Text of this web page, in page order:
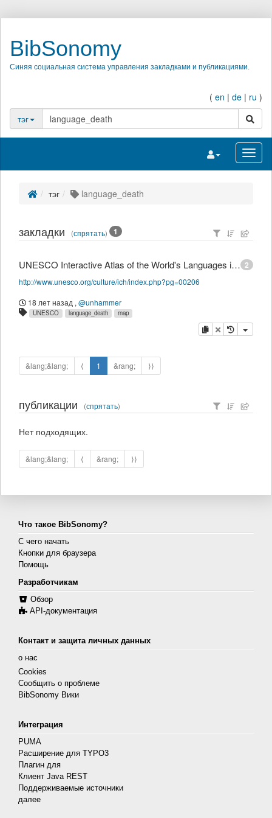
BibSonomy
Синяя социальная система управления закладками и публикациями.
( en | de | ru )
тэг
поиск
Переключить
тэг language_death
закладки (спрятать) 1
2
UNESCO Interactive Atlas of the World's Languages in Danger
http://www.unesco.org/culture/ich/index.php?pg=00206
18 лет назад , @unhammer
UNESCO language_death map
копировать
удалить
&lang;&lang; ⟨ 1 &rang; ⟩⟩
публикации (спрятать)
Нет подходящих.
&lang;&lang; ⟨ &rang; ⟩⟩
Что такое BibSonomy?
С чего начать
Кнопки для браузера
Помощь
Разработчикам
Обзор
API-документация
Контакт и защита личных данных
о нас
Cookies
Сообщить о проблеме
BibSonomy Вики
Интеграция
PUMA
Расширение для TYPO3
Плагин для
Клиент Java REST
Поддерживаемые источники
далее